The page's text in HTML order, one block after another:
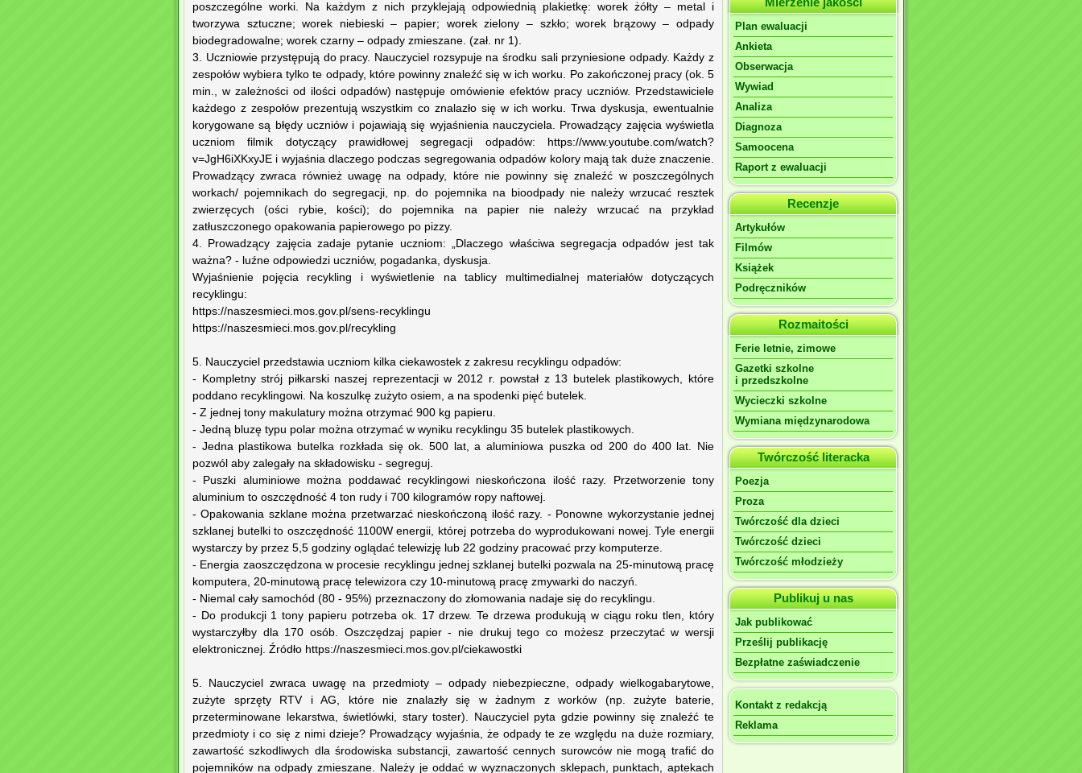
poszczególne worki. Na każdym z nich przyklejają odpowiednią plakietkę: worek żółty – metal i
tworzywa sztuczne; worek niebieski – papier; worek zielony – szkło; worek brązowy – odpady
biodegradowalne; worek czarny – odpady zmieszane. (zał. nr 1).
3. Uczniowie przystępują do pracy. Nauczyciel rozsypuje na środku sali przyniesione odpady. Każdy z
zespołów wybiera tylko te odpady, które powinny znaleźć się w ich worku. Po zakończonej pracy (ok. 5
min., w zależności od ilości odpadów) następuje omówienie efektów pracy uczniów. Przedstawiciele
każdego z zespołów prezentują wszystkim co znalazło się w ich worku. Trwa dyskusja, ewentualnie
korygowane są błędy uczniów i pojawiają się wyjaśnienia nauczyciela. Prowadzący zajęcia wyświetla
uczniom filmik dotyczący prawidłowej segregacji odpadów: https://www.youtube.com/watch?
v=JgH6iXKxyJE i wyjaśnia dlaczego podczas segregowania odpadów kolory mają tak duże znaczenie.
Prowadzący zwraca również uwagę na odpady, które nie powinny się znaleźć w poszczególnych
workach/ pojemnikach do segregacji, np. do pojemnika na bioodpady nie należy wrzucać resztek
zwierzęcych (ości rybie, kości); do pojemnika na papier nie należy wrzucać na przykład
zatłuszczonego opakowania papierowego po pizzy.
4. Prowadzący zajęcia zadaje pytanie uczniom: „Dlaczego właściwa segregacja odpadów jest tak
ważna? - luźne odpowiedzi uczniów, pogadanka, dyskusja.
Wyjaśnienie pojęcia recykling i wyświetlenie na tablicy multimedialnej materiałów dotyczących
recyklingu:
https://naszesmieci.mos.gov.pl/sens-recyklingu
https://naszesmieci.mos.gov.pl/recykling
5. Nauczyciel przedstawia uczniom kilka ciekawostek z zakresu recyklingu odpadów:
- Kompletny strój piłkarski naszej reprezentacji w 2012 r. powstał z 13 butelek plastikowych, które
poddano recyklingowi. Na koszulkę zużyto osiem, a na spodenki pięć butelek.
- Z jednej tony makulatury można otrzymać 900 kg papieru.
- Jedną bluzę typu polar można otrzymać w wyniku recyklingu 35 butelek plastikowych.
- Jedna plastikowa butelka rozkłada się ok. 500 lat, a aluminiowa puszka od 200 do 400 lat. Nie
pozwól aby zalegały na składowisku - segreguj.
- Puszki aluminiowe można poddawać recyklingowi nieskończona ilość razy. Przetworzenie tony
aluminium to oszczędność 4 ton rudy i 700 kilogramów ropy naftowej.
- Opakowania szklane można przetwarzać nieskończoną ilość razy. - Ponowne wykorzystanie jednej
szklanej butelki to oszczędność 1100W energii, której potrzeba do wyprodukowani nowej. Tyle energii
wystarczy by przez 5,5 godziny oglądać telewizję lub 22 godziny pracować przy komputerze.
- Energia zaoszczędzona w procesie recyklingu jednej szklanej butelki pozwala na 25-minutową pracę
komputera, 20-minutową pracę telewizora czy 10-minutową pracę zmywarki do naczyń.
- Niemal cały samochód (80 - 95%) przeznaczony do złomowania nadaje się do recyklingu.
- Do produkcji 1 tony papieru potrzeba ok. 17 drzew. Te drzewa produkują w ciągu roku tlen, który
wystarczyłby dla 170 osób. Oszczędzaj papier - nie drukuj tego co możesz przeczytać w wersji
elektronicznej. Źródło https://naszesmieci.mos.gov.pl/ciekawostki
5. Nauczyciel zwraca uwagę na przedmioty – odpady niebezpieczne, odpady wielkogabarytowe,
zużyte sprzęty RTV i AG, które nie znalazły się w żadnym z worków (np. zużyte baterie,
przeterminowane lekarstwa, świetlówki, stary toster). Nauczyciel pyta gdzie powinny się znaleźć te
przedmioty i co się z nimi dzieje? Prowadzący wyjaśnia, że odpady te ze względu na duże rozmiary,
zawartość szkodliwych dla środowiska substancji, zawartość cennych surowców nie mogą trafić do
pojemników na odpady zmieszane. Należy je oddać w wyznaczonych sklepach, punktach, aptekach
Plan ewaluacji
Ankieta
Obserwacja
Wywiad
Analiza
Diagnoza
Samoocena
Raport z ewaluacji
Recenzje
Artykułów
Filmów
Książek
Podręczników
Rozmaitości
Ferie letnie, zimowe
Gazetki szkolne
i przedszkolne
Wycieczki szkolne
Wymiana międzynarodowa
Twórczość literacka
Poezja
Proza
Twórczość dla dzieci
Twórczość dzieci
Twórczość młodzieży
Publikuj u nas
Jak publikować
Prześlij publikację
Bezpłatne zaświadczenie
Kontakt z redakcją
Reklama